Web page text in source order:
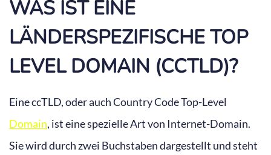
WAS IST EINE
LÄNDERSPEZIFISCHE TOP
LEVEL DOMAIN (CCTLD)?
Eine ccTLD, oder auch Country Code Top-Level
Domain, ist eine spezielle Art von Internet-Domain.
Sie wird durch zwei Buchstaben dargestellt und steht